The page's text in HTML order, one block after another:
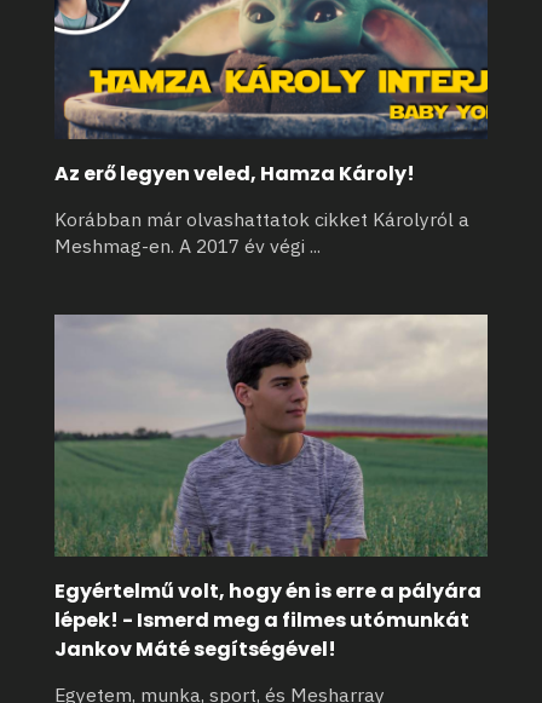
Az erő legyen veled, Hamza Károly!
Korábban már olvashattatok cikket Károlyról a
Meshmag-en. A 2017 év végi ...
Egyértelmű volt, hogy én is erre a pályára
lépek! - Ismerd meg a filmes utómunkát
Jankov Máté segítségével!
Egyetem, munka, sport, és Mesharray